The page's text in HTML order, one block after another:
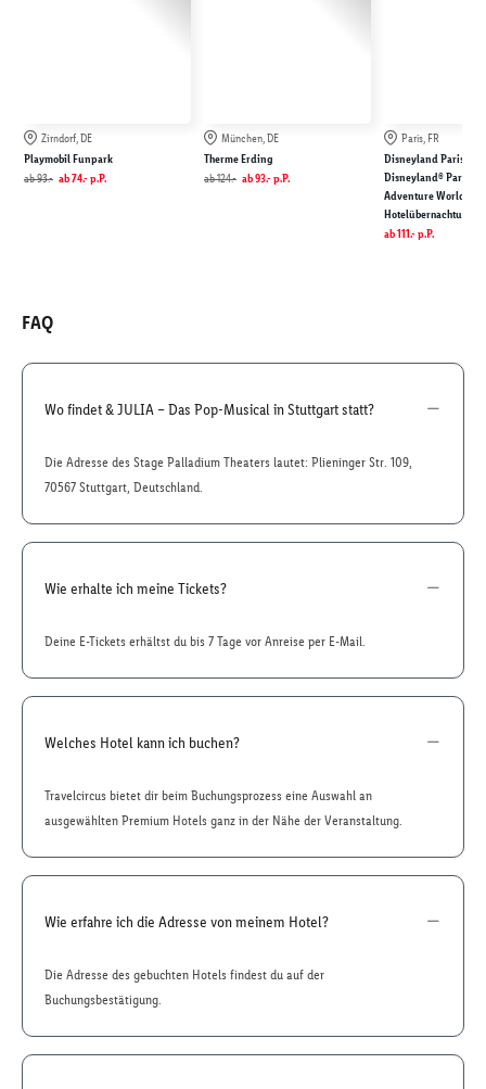
Zirndorf, DE
Playmobil Funpark
ab93.- ab74.- p.P.
München, DE
Therme Erding
ab124.- ab93.- p.P.
Paris, FR
Disneyland Paris:
Disneyland® Park &
Adventure World
Hotelübernachtung
ab111.- p.P.
FAQ
Wo findet & JULIA – Das Pop-Musical in Stuttgart statt?
Die Adresse des Stage Palladium Theaters lautet: Plieninger Str. 109,
70567 Stuttgart, Deutschland.
Wie erhalte ich meine Tickets?
Deine E-Tickets erhältst du bis 7 Tage vor Anreise per E-Mail.
Welches Hotel kann ich buchen?
Travelcircus bietet dir beim Buchungsprozess eine Auswahl an
ausgewählten Premium Hotels ganz in der Nähe der Veranstaltung.
Wie erfahre ich die Adresse von meinem Hotel?
Die Adresse des gebuchten Hotels findest du auf der
Buchungsbestätigung.